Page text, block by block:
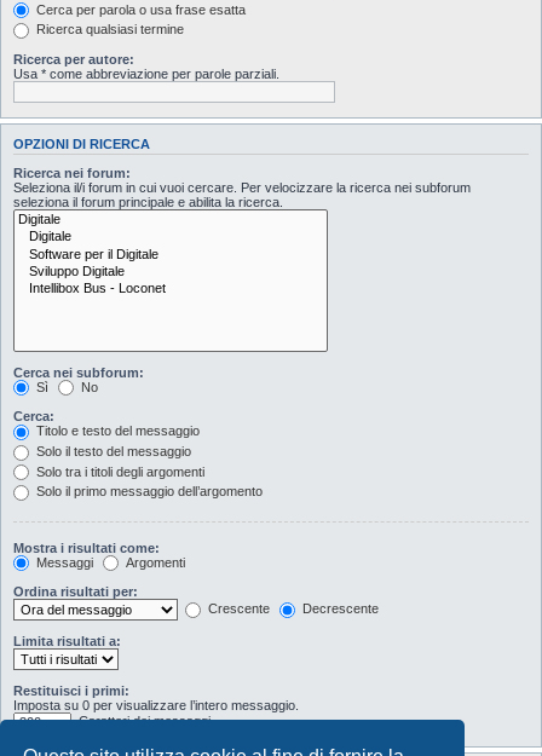
Cerca per parola o usa frase esatta
Ricerca qualsiasi termine
Ricerca per autore:
Usa * come abbreviazione per parole parziali.
OPZIONI DI RICERCA
Ricerca nei forum:
Seleziona il/i forum in cui vuoi cercare. Per velocizzare la ricerca nei subforum
seleziona il forum principale e abilita la ricerca.
Cerca nei subforum:
Sì
No
Cerca:
Titolo e testo del messaggio
Solo il testo del messaggio
Solo tra i titoli degli argomenti
Solo il primo messaggio dell’argomento
Mostra i risultati come:
Messaggi
Argomenti
Ordina risultati per:
Crescente
Decrescente
Limita risultati a:
Restituisci i primi:
Imposta su 0 per visualizzare l’intero messaggio.
Caratteri dei messaggi